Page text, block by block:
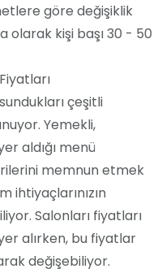
göre değişiklik
kişi başı 30 - 50
çeşitli
Yemekli,
aldığı menü
memnun etmek
ihtiyaçlarınızın
Salonları fiyatları
alırken, bu fiyatlar
değişebiliyor.